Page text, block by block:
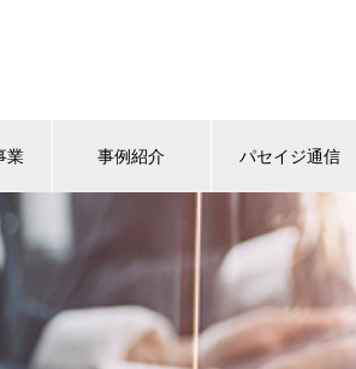
業 事例紹介 パセイジ通信